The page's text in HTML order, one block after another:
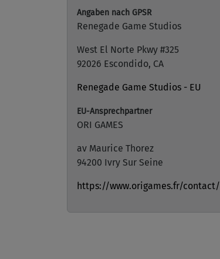
Angaben nach GPSR
Renegade Game Studios
West El Norte Pkwy #325
92026 Escondido, CA
Renegade Game Studios - EU
EU-Ansprechpartner
ORI GAMES
av Maurice Thorez
94200 Ivry Sur Seine
https://www.origames.fr/contact/